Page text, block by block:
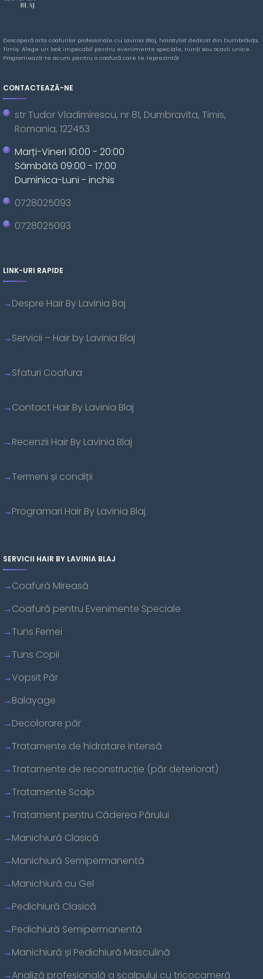
Descoperă arta coafurilor profesionale cu Lavinia Blaj, hairstylist dedicat din Dumbrăvița,
Timiș. Alege un look impecabil pentru evenimente speciale, nunți sau ocazii unice.
Programează-te acum pentru o coafură care te reprezintă!
CONTACTEAZĂ-NE
str Tudor Vladimirescu, nr 81, Dumbravita, Timis,
Romania, 122453
Marți-Vineri 10:00 - 20:00
Sâmbătă 09:00 - 17:00
Duminica-Luni - inchis
0728025093
0728025093
LINK-URI RAPIDE
Despre Hair By Lavinia Baj
Servicii – Hair by Lavinia Blaj
Sfaturi Coafura
Contact Hair By Lavinia Blaj
Recenzii Hair By Lavinia Blaj
Termeni și condiții
Programari Hair By Lavinia Blaj
SERVICII HAIR BY LAVINIA BLAJ
Coafură Mireasă
Coafură pentru Evenimente Speciale
Tuns Femei
Tuns Copii
Vopsit Păr
Balayage
Decolorare păr
Tratamente de hidratare intensă
Tratamente de reconstrucție (păr deteriorat)
Tratamente Scalp
Tratament pentru Căderea Părului
Manichiură Clasică
Manichiură Semipermanentă
Manichiură cu Gel
Pedichiură Clasică
Pedichiură Semipermanentă
Manichiură și Pedichiură Masculină
Analiză profesională a scalpului cu tricocameră